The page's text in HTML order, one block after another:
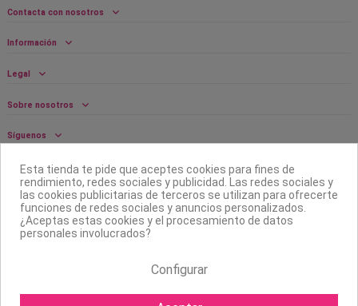
Contacta con nosotros
Información
Legal
Sobre nosotros
Síguenos
Boletín
Esta tienda te pide que aceptes cookies para fines de
rendimiento, redes sociales y publicidad. Las redes sociales y
las cookies publicitarias de terceros se utilizan para ofrecerte
funciones de redes sociales y anuncios personalizados.
¿Aceptas estas cookies y el procesamiento de datos
personales involucrados?
Configurar